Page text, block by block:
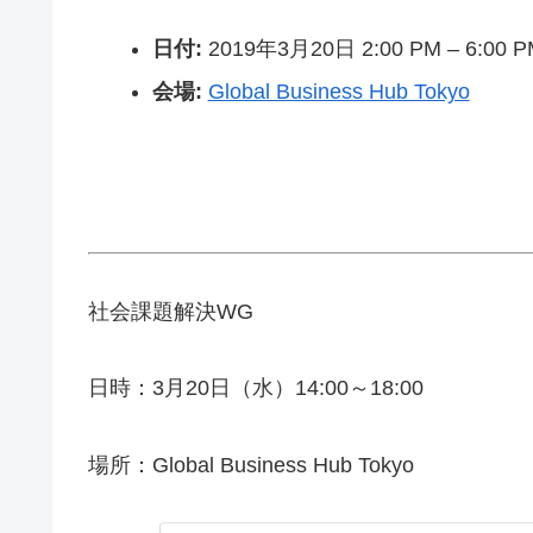
日付: 2019年3月20日 2:00 PM – 6:00
会場: Global Business Hub Tokyo
社会課題解決WG
日時：3月20日（水）14:00～18:00
場所：Global Business Hub Tokyo